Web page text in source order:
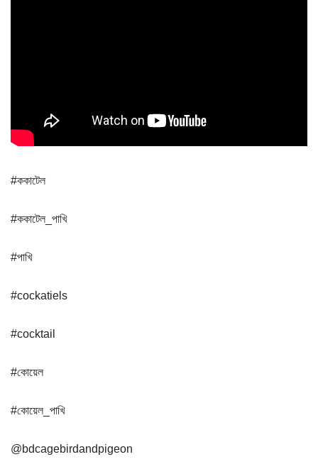
#ককাটেল
#ককাটেল_পাখি
#পাখি
#cockatiels
#cocktail
#কোয়েল
#কোয়েল_পাখি
@bdcagebirdandpigeon